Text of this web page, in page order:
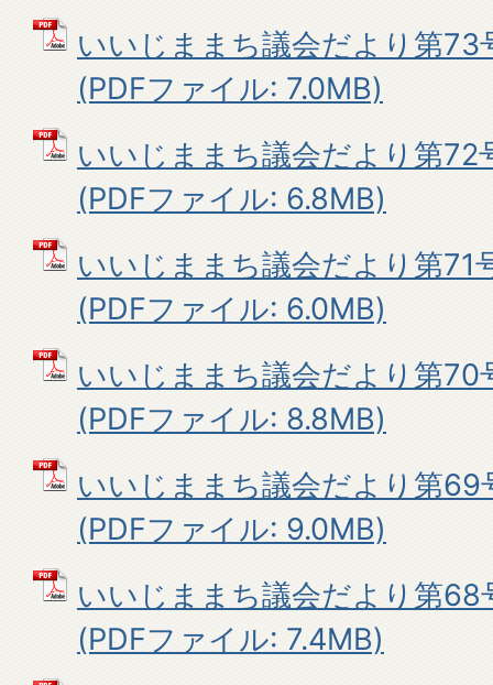
いいじままち議会だより第73
(PDFファイル: 7.0MB)
いいじままち議会だより第72
(PDFファイル: 6.8MB)
いいじままち議会だより第71
(PDFファイル: 6.0MB)
いいじままち議会だより第70
(PDFファイル: 8.8MB)
いいじままち議会だより第69
(PDFファイル: 9.0MB)
いいじままち議会だより第68
(PDFファイル: 7.4MB)